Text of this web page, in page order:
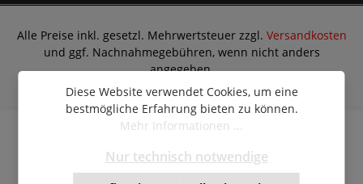
Alle Preise inkl. gesetzl. Mehrwertsteuer zzgl. Versandkosten
und ggf. Nachnahmegebühren, wenn nicht anders
angegeben.
© Copyright 2026 | Shopware Theme by
RH-Webdesign
Diese Website verwendet Cookies, um eine
bestmögliche Erfahrung bieten zu können.
Mehr Informationen ...
Nur technisch notwendige